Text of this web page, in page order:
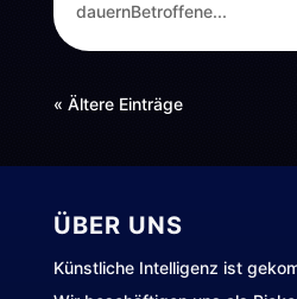
dauernBetroffene...
« Ältere Einträge
ÜBER UNS
Künstliche Intelligenz ist